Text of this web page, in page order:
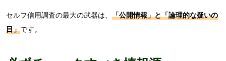
セルフ信用調査の最大の武器は、 「公開情報」と「論理的な疑いの
目」です。